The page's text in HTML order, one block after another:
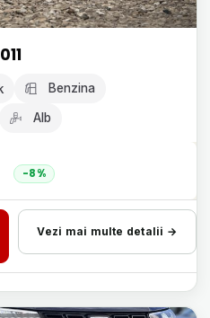
Benzina
Alb
-8%
Vezi mai multe detalii →